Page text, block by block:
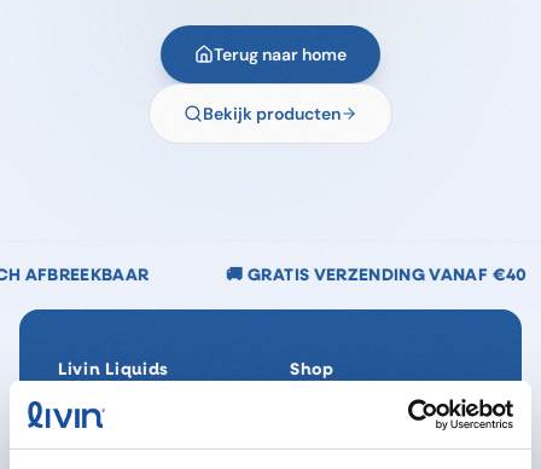
Terug naar home
Bekijk producten
🚚 GRATIS VERZENDING VANAF €40 🌿
Livin Liquids
Ons verhaal
Onze Impact
Shop
SpaReady